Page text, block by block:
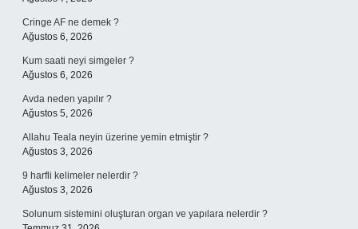
Cringe AF ne demek ?
Ağustos 6, 2026
Kum saati neyi simgeler ?
Ağustos 6, 2026
Avda neden yapılır ?
Ağustos 5, 2026
Allahu Teala neyin üzerine yemin etmiştir ?
Ağustos 3, 2026
9 harfli kelimeler nelerdir ?
Ağustos 3, 2026
Solunum sistemini oluşturan organ ve yapılara nelerdir ?